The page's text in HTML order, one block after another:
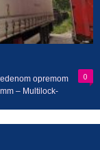
0
opremom
– Multilock-